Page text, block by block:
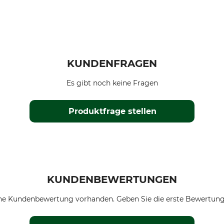
KUNDENFRAGEN
Produktfrage stellen
Es gibt noch keine Fragen
KUNDENBEWERTUNGEN
Kundenbewertung vorhanden. Geben Sie die erste